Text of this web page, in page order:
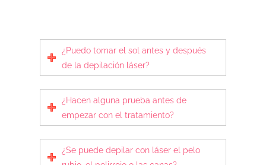
¿Puedo tomar el sol antes y después
de la depilación láser?
¿Hacen alguna prueba antes de
empezar con el tratamiento?
¿Se puede depilar con láser el pelo